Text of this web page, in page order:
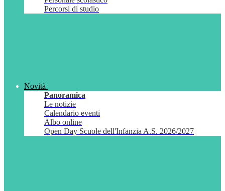
Percorsi di studio
Novità
Panoramica
Le notizie
Calendario eventi
Albo online
Open Day Scuole dell'Infanzia A.S. 2026/2027